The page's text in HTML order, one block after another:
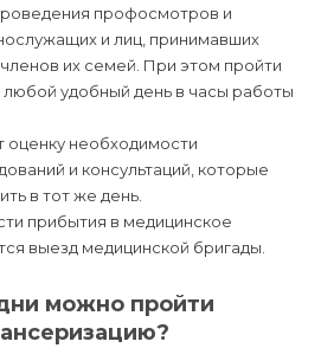
профосмотров и
и лиц, принимавших
их семей. При этом пройти
удобный день в часы работы
оценку необходимости
и консультаций, которые
в тот же день.
прибытия в медицинское
выезд медицинской бригады.
можно пройти